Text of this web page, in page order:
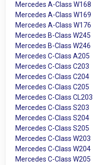
Mercedes A-Class W168
Mercedes A-Class W169
Mercedes A-Class W176
Mercedes B-Class W245
Mercedes B-Class W246
Mercedes C-Class A205
Mercedes C-Class C203
Mercedes C-Class C204
Mercedes C-Class C205
Mercedes C-Class CL203
Mercedes C-Class S203
Mercedes C-Class S204
Mercedes C-Class S205
Mercedes C-Class W203
Mercedes C-Class W204
Mercedes C-Class W205